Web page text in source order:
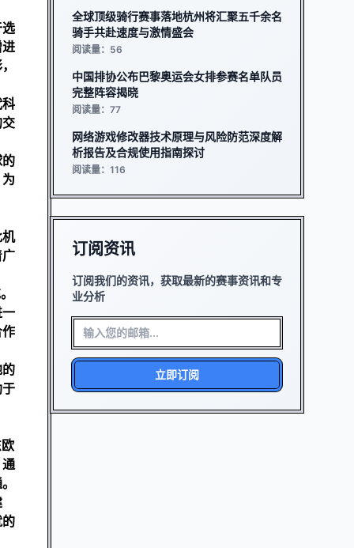
全球顶级骑行赛事落地杭州将汇聚五千余名
骑手共赴速度与激情盛会
阅读量：56
中国排协公布巴黎奥运会女排参赛名单队员
完整阵容揭晓
阅读量：77
网络游戏修改器技术原理与风险防范深度解
析报告及合规使用指南探讨
阅读量：116
订阅资讯
订阅我们的资讯，获取最新的赛事资讯和专
业分析
立即订阅